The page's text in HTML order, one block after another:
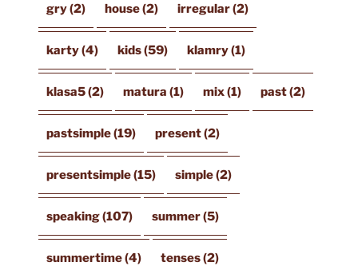
gry(2) house(2) irregular(2)
karty(4) kids(59) klamry(1)
klasa5(2) matura (1) mix(1) past(2)
pastsimple(19) present(2)
presentsimple(15) simple(2)
speaking(107) summer(5)
summertime(4) tenses(2)